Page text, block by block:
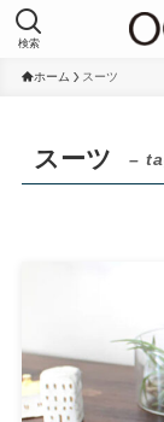
検索
ホーム スーツ
スーツ –